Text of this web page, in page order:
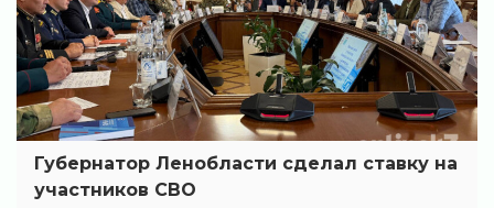
Губернатор Ленобласти сделал ставку на
участников СВО